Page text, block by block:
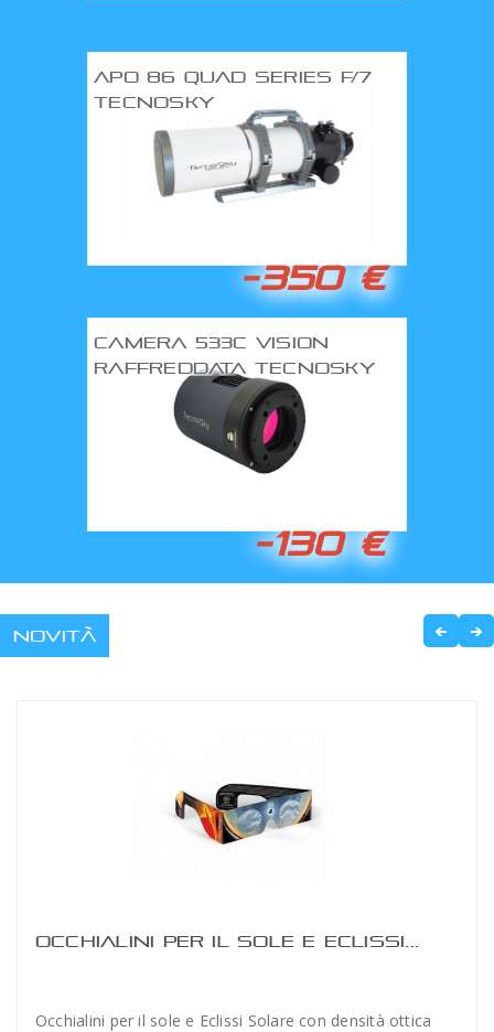
APO 86 QUAD SERIES F/7
TECNOSKY
-350 €
CAMERA 533C VISION
RAFFREDDATA TECNOSKY
-130 €
Novità
OCCHIALINI PER IL SOLE E ECLISSI...
Occhialini per il sole e Eclissi Solare con densità ottica